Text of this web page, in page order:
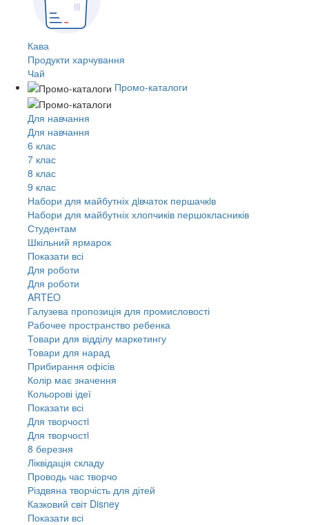
Кава
Продукти харчування
Чай
Промо-каталоги
Для навчання
Для навчання
6 клас
7 клас
8 клас
9 клас
Набори для майбутніх дiвчаток першачкiв
Набори для майбутніх хлопчиків першокласників
Студентам
Шкільний ярмарок
Показати всі
Для роботи
Для роботи
ARTEO
Галузева пропозиція для промисловості
Рабочее пространство ребенка
Товари для відділу маркетингу
Товари для нарад
Прибирання офісів
Колір має значення
Кольорові ідеї
Показати всі
Для творчостi
Для творчостi
8 березня
Ліквідація складу
Проводь час творчо
Різдвяна творчість для дітей
Казковий світ Disney
Показати всі